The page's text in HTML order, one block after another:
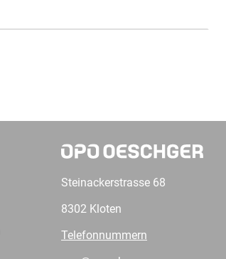
Steinackerstrasse 68
8302 Kloten
Telefonnummern